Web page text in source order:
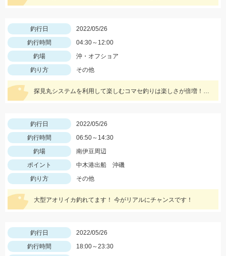
釣行日
2022/05/26
釣行時間
04:30～12:00
釣場
沖・オフショア
釣り方
その他
探見丸システムを利用して楽しむコマセ釣りは楽しさが倍増！！釣果アップの秘訣も！！
釣行日
2022/05/26
釣行時間
06:50～14:30
釣場
南伊豆周辺
ポイント
中木港出船 沖磯
釣り方
その他
大型アオリイカ釣れてます！ 今がリアルにチャンスです！
釣行日
2022/05/26
釣行時間
18:00～23:30